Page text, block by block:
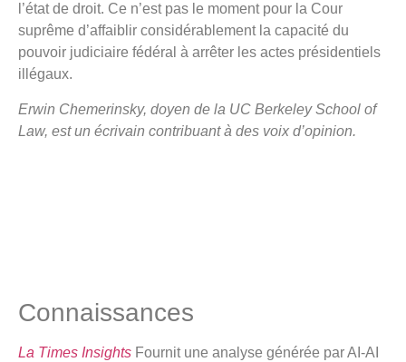
l’état de droit. Ce n’est pas le moment pour la Cour
suprême d’affaiblir considérablement la capacité du
pouvoir judiciaire fédéral à arrêter les actes présidentiels
illégaux.
Erwin Chemerinsky, doyen de la UC Berkeley School of
Law, est un écrivain contribuant à des voix d’opinion.
Connaissances
La Times Insights Fournit une analyse générée par AI-AI